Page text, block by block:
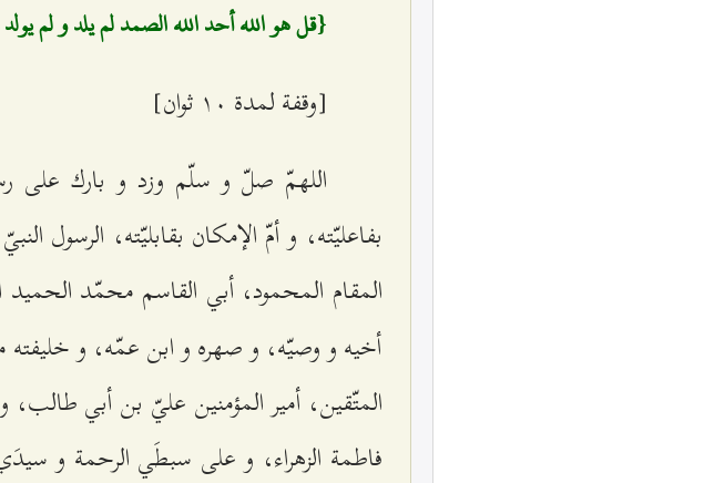
{قل هو الله أحد الله الصمد لم يلد و لم
[وقفة لمدة ۱۰ ثوان]
اللهمّ صلّ و سلّم وزد و بارك على
بفاعليّته، و أمّ الإمكان بقابليّته، الرسول
المقام المحمود، أبي القاسم محمّد الحميد
أخيه و وصيّه، و صهره و ابن عمّه، و خليفته
المتّقين، أمير المؤمنين عليّ بن أبي طالب، و
فاطمة الزهراء، و على سبطَي الرحمة و